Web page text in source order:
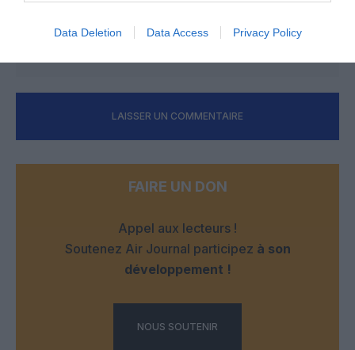
Data Deletion Data Access Privacy Policy
LAISSER UN COMMENTAIRE
FAIRE UN DON
Appel aux lecteurs !
Soutenez Air Journal participez à son
développement !
NOUS SOUTENIR